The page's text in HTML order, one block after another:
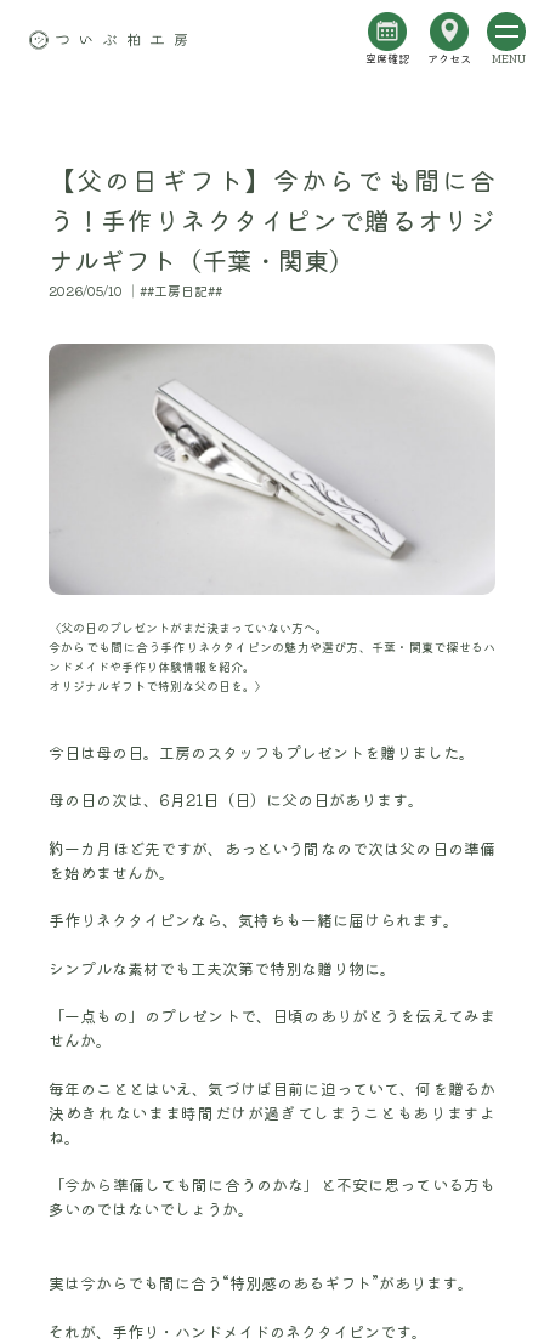
空席確認 アクセス MENU
【父の日ギフト】今からでも間に合
う！手作りネクタイピンで贈るオリジ
ナルギフト（千葉・関東）
2026/05/10 │##工房日記##
〈父の日のプレゼントがまだ決まっていない方へ。
今からでも間に合う手作りネクタイピンの魅力や選び方、千葉・関東で探せるハ
ンドメイドや手作り体験情報を紹介。
オリジナルギフトで特別な父の日を。〉
今日は母の日。工房のスタッフもプレゼントを贈りました。
母の日の次は、6月21日（日）に父の日があります。
約一カ月ほど先ですが、あっという間なので次は父の日の準備
を始めませんか。
手作りネクタイピンなら、気持ちも一緒に届けられます。
シンプルな素材でも工夫次第で特別な贈り物に。
「一点もの」のプレゼントで、日頃のありがとうを伝えてみま
せんか。
毎年のこととはいえ、気づけば目前に迫っていて、何を贈るか
決めきれないまま時間だけが過ぎてしまうこともありますよ
ね。
「今から準備しても間に合うのかな」と不安に思っている方も
多いのではないでしょうか。
実は今からでも間に合う“特別感のあるギフト”があります。
それが、手作り・ハンドメイドのネクタイピンです。